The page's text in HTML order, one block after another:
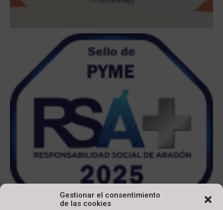
Gestionar el consentimiento
de las cookies